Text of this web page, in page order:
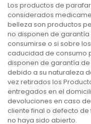
Los productos de
considerados
belleza son productos
no disponen de
consumirse o si sobre
caducidad de consumo
disponen de garantía
debido a su naturaleza
vez retirados los
entregados en el
devoluciones en caso
cliente final o defecto
no haya sido abierto.